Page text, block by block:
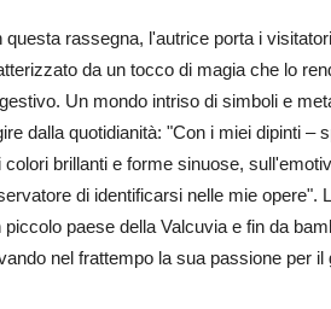
questa rassegna, l'autrice porta i
da un tocco di magia che lo
Un mondo intriso di simboli e
dalla quotidianità: "Con i miei dipinti –
brillanti e forme sinuose,
di identificarsi nelle mie opere".
paese della Valcuvia e fin da
nel frattempo la sua passione per il